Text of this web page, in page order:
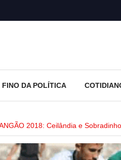
FINO DA POLÍTICA
2018: Ceilândia e